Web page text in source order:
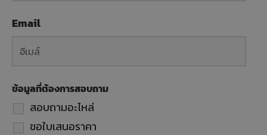
Email
ข้อมูลที่ต้องการสอบถาม
สอบถามอะไหล่
ขอใบเสนอราคา